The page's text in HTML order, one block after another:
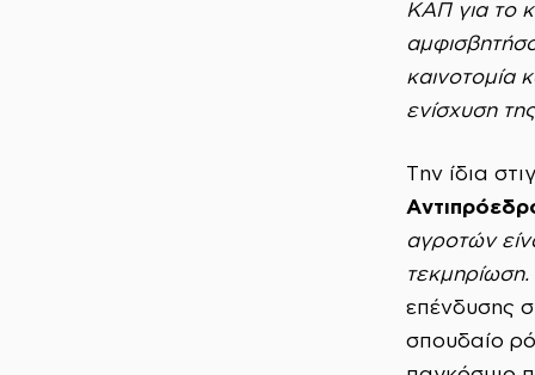
ΚΑΠ για το
καινοτομία
ενίσχυση
Την ίδια
αγροτών
επένδυσης
σπουδαίο